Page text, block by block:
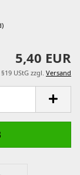
5,40 EUR
UStG zzgl. Versand